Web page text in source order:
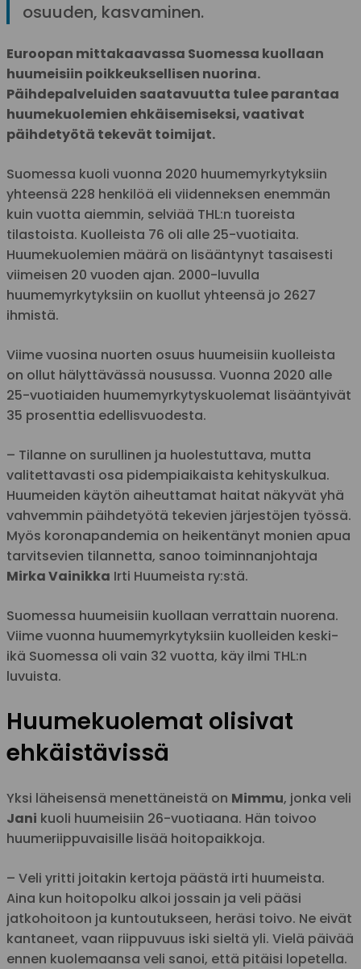
osuuden, kasvaminen.
Euroopan mittakaavassa Suomessa kuollaan
huumeisiin poikkeuksellisen nuorina.
Päihdepalveluiden saatavuutta tulee parantaa
huumekuolemien ehkäisemiseksi, vaativat
päihdetyötä tekevät toimijat.
Suomessa kuoli vuonna 2020 huumemyrkytyksiin
yhteensä 228 henkilöä eli viidenneksen enemmän
kuin vuotta aiemmin, selviää THL:n tuoreista
tilastoista. Kuolleista 76 oli alle 25-vuotiaita.
Huumekuolemien määrä on lisääntynyt tasaisesti
viimeisen 20 vuoden ajan. 2000-luvulla
huumemyrkytyksiin on kuollut yhteensä jo 2627
ihmistä.
Viime vuosina nuorten osuus huumeisiin kuolleista
on ollut hälyttävässä nousussa. Vuonna 2020 alle
25-vuotiaiden huumemyrkytyskuolemat lisääntyivät
35 prosenttia edellisvuodesta.
– Tilanne on surullinen ja huolestuttava, mutta
valitettavasti osa pidempiaikaista kehityskulkua.
Huumeiden käytön aiheuttamat haitat näkyvät yhä
vahvemmin päihdetyötä tekevien järjestöjen työssä.
Myös koronapandemia on heikentänyt monien apua
tarvitsevien tilannetta, sanoo toiminnanjohtaja
Mirka Vainikka Irti Huumeista ry:stä.
Suomessa huumeisiin kuollaan verrattain nuorena.
Viime vuonna huumemyrkytyksiin kuolleiden keski-
ikä Suomessa oli vain 32 vuotta, käy ilmi THL:n
luvuista.
Huumekuolemat olisivat
ehkäistävissä
Yksi läheisensä menettäneistä on Mimmu, jonka veli
Jani kuoli huumeisiin 26-vuotiaana. Hän toivoo
huumeriippuvaisille lisää hoitopaikkoja.
– Veli yritti joitakin kertoja päästä irti huumeista.
Aina kun hoitopolku alkoi jossain ja veli pääsi
jatkohoitoon ja kuntoutukseen, heräsi toivo. Ne eivät
kantaneet, vaan riippuvuus iski sieltä yli. Vielä päivää
ennen kuolemaansa veli sanoi, että pitäisi lopetella.